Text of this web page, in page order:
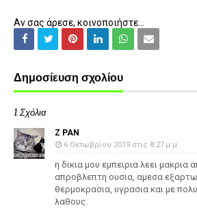
Αν σας άρεσε, κοινοποιήστε...
Δημοσίευση σχολίου
1 Σχόλια
Z PAN
6 Οκτωβρίου 2019 στις 8:27 μ.μ.
η δικια μου εμπειρια λεει μακρια
απροβλεπτη ουσια, αμεσα
θερμοκρασια, υγρασια και με
λαθους.